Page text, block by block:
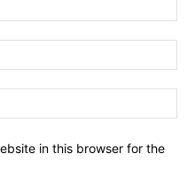
in this browser for the